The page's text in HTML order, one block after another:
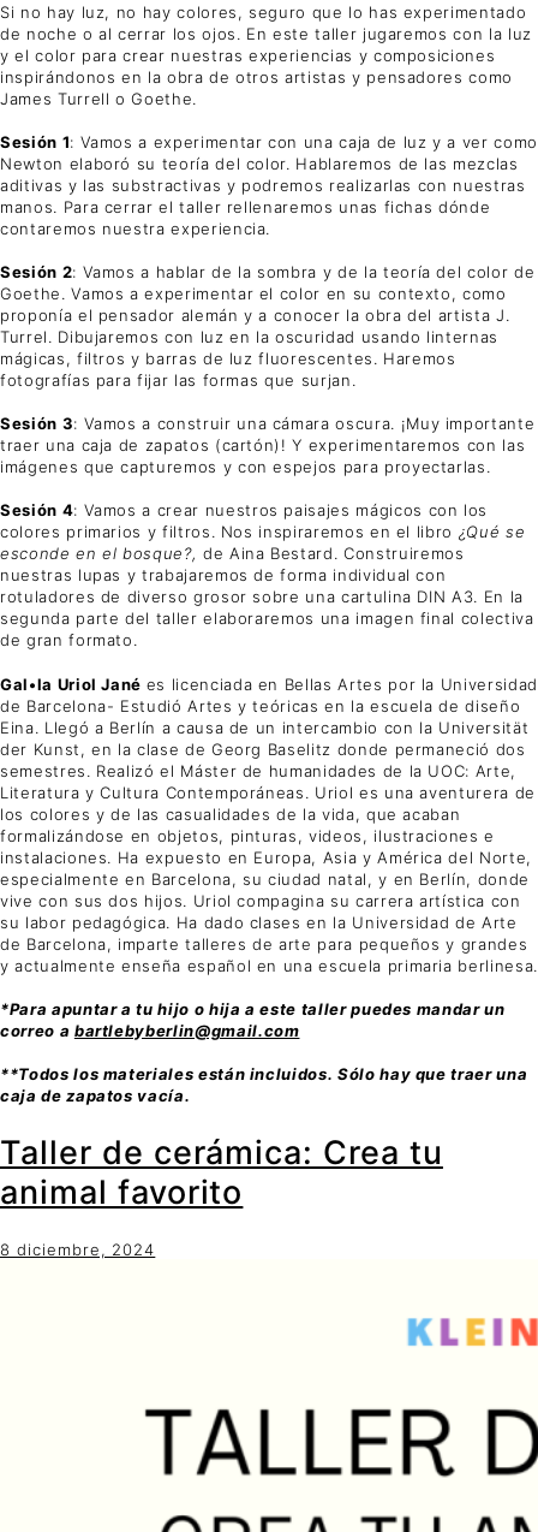
Si no hay luz, no hay colores, seguro que lo has experimentado
de noche o al cerrar los ojos. En este taller jugaremos con la luz
y el color para crear nuestras experiencias y composiciones
inspirándonos en la obra de otros artistas y pensadores como
James Turrell o Goethe.
Sesión 1: Vamos a experimentar con una caja de luz y a ver como
Newton elaboró su teoría del color. Hablaremos de las mezclas
aditivas y las substractivas y podremos realizarlas con nuestras
manos. Para cerrar el taller rellenaremos unas fichas dónde
contaremos nuestra experiencia.
Sesión 2: Vamos a hablar de la sombra y de la teoría del color de
Goethe. Vamos a experimentar el color en su contexto, como
proponía el pensador alemán y a conocer la obra del artista J.
Turrel. Dibujaremos con luz en la oscuridad usando linternas
mágicas, filtros y barras de luz fluorescentes. Haremos
fotografías para fijar las formas que surjan.
Sesión 3: Vamos a construir una cámara oscura. ¡Muy importante
traer una caja de zapatos (cartón)! Y experimentaremos con las
imágenes que capturemos y con espejos para proyectarlas.
Sesión 4: Vamos a crear nuestros paisajes mágicos con los
colores primarios y filtros. Nos inspiraremos en el libro ¿Qué se
esconde en el bosque?, de Aina Bestard. Construiremos
nuestras lupas y trabajaremos de forma individual con
rotuladores de diverso grosor sobre una cartulina DIN A3. En la
segunda parte del taller elaboraremos una imagen final colectiva
de gran formato.
Gal•la Uriol Jané es licenciada en Bellas Artes por la Universidad
de Barcelona- Estudió Artes y teóricas en la escuela de diseño
Eina. Llegó a Berlín a causa de un intercambio con la Universität
der Kunst, en la clase de Georg Baselitz donde permaneció dos
semestres. Realizó el Máster de humanidades de la UOC: Arte,
Literatura y Cultura Contemporáneas. Uriol es una aventurera de
los colores y de las casualidades de la vida, que acaban
formalizándose en objetos, pinturas, videos, ilustraciones e
instalaciones. Ha expuesto en Europa, Asia y América del Norte,
especialmente en Barcelona, su ciudad natal, y en Berlín, donde
vive con sus dos hijos. Uriol compagina su carrera artística con
su labor pedagógica. Ha dado clases en la Universidad de Arte
de Barcelona, imparte talleres de arte para pequeños y grandes
y actualmente enseña español en una escuela primaria berlinesa.
*Para apuntar a tu hijo o hija a este taller puedes mandar un
correo a bartlebyberlin@gmail.com
**Todos los materiales están incluidos. Sólo hay que traer una
caja de zapatos vacía.
Taller de cerámica: Crea tu
animal favorito
8 diciembre, 2024